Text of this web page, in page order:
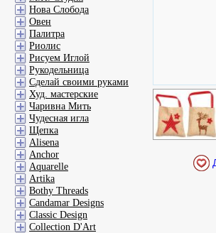
Нова Слобода
Овен
Палитра
Риолис
Рисуем Иглой
Рукодельница
Сделай своими руками
Худ. мастерские
Чаривна Мить
Чудесная игла
Щепка
Alisena
Anchor
Aquarelle
Artika
Bothy Threads
Candamar Designs
Classic Design
Collection D'Art